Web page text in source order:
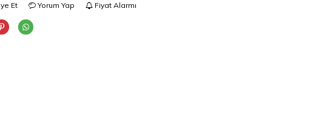
Et Yorum Yap Fiyat Alarmı